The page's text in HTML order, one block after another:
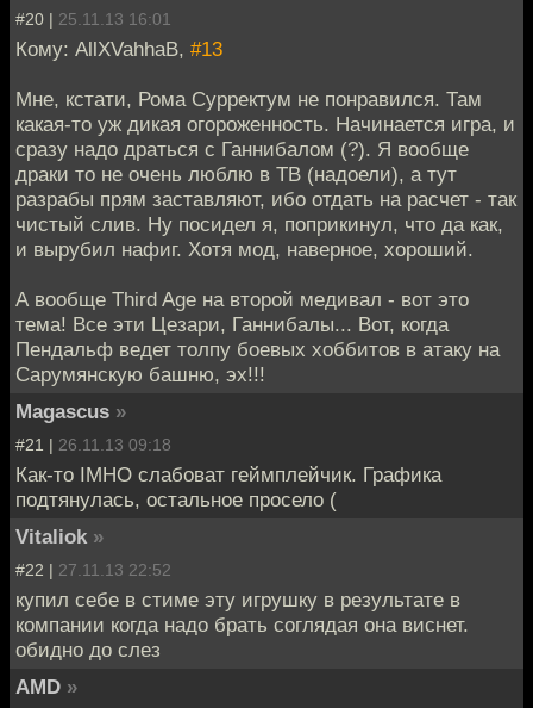
#20 | 25.11.13 16:01
Кому: AllXVahhaB, #13
Мне, кстати, Рома Сурректум не понравился. Там
какая-то уж дикая огороженность. Начинается игра, и
сразу надо драться с Ганнибалом (?). Я вообще
драки то не очень люблю в ТВ (надоели), а тут
разрабы прям заставляют, ибо отдать на расчет - так
чистый слив. Ну посидел я, поприкинул, что да как,
и вырубил нафиг. Хотя мод, наверное, хороший.
А вообще Third Age на второй медивал - вот это
тема! Все эти Цезари, Ганнибалы... Вот, когда
Пендальф ведет толпу боевых хоббитов в атаку на
Сарумянскую башню, эх!!!
Magascus »
#21 | 26.11.13 09:18
Как-то IMHO слабоват геймплейчик. Графика
подтянулась, остальное просело (
Vitaliok »
#22 | 27.11.13 22:52
купил себе в стиме эту игрушку в результате в
компании когда надо брать соглядая она виснет.
обидно до слез
AMD »